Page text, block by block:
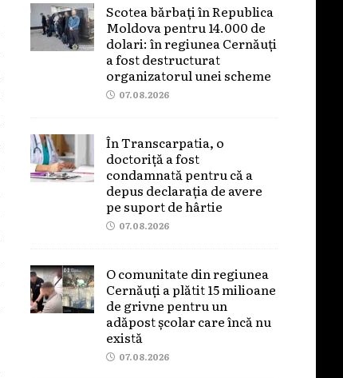
Scotea bărbați în Republica
Moldova pentru 14.000 de
dolari: în regiunea Cernăuți
a fost destructurat
organizatorul unei scheme
07.08.2026
În Transcarpatia, o
doctoriță a fost
condamnată pentru că a
depus declarația de avere
pe suport de hârtie
07.08.2026
O comunitate din regiunea
Cernăuți a plătit 15 milioane
de grivne pentru un
adăpost școlar care încă nu
există
07.08.2026